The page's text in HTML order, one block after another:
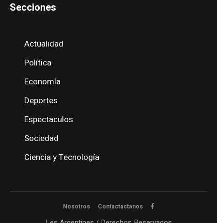
Secciones
Actualidad
Política
Economía
Deportes
Espectaculos
Sociedad
Ciencia y Tecnología
Nosotros Contactactanos